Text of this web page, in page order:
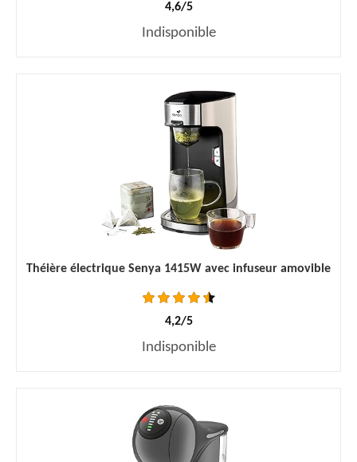
4,6/5
Indisponible
Théière électrique Senya 1415W avec infuseur amovible
4,2/5
Indisponible